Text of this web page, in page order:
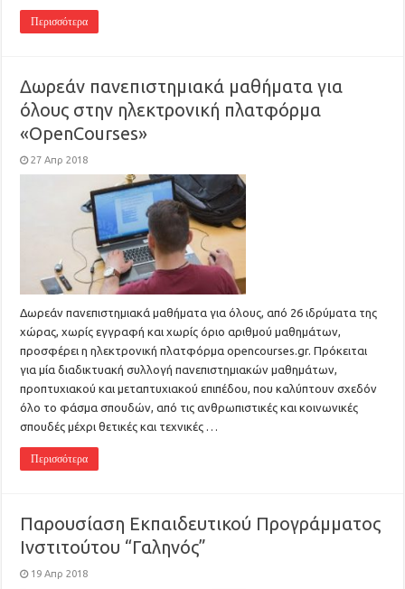
Περισσότερα
Δωρεάν πανεπιστημιακά μαθήματα για
όλους στην ηλεκτρονική πλατφόρμα
«OpenCourses»
27 Απρ 2018
Δωρεάν πανεπιστημιακά μαθήματα για όλους, από 26 ιδρύματα της
χώρας, χωρίς εγγραφή και χωρίς όριο αριθμού μαθημάτων,
προσφέρει η ηλεκτρονική πλατφόρμα opencourses.gr. Πρόκειται
για μία διαδικτυακή συλλογή πανεπιστημιακών μαθημάτων,
προπτυχιακού και μεταπτυχιακού επιπέδου, που καλύπτουν σχεδόν
όλο το φάσμα σπουδών, από τις ανθρωπιστικές και κοινωνικές
σπουδές μέχρι θετικές και τεχνικές …
Περισσότερα
Παρουσίαση Εκπαιδευτικού Προγράμματος
Ινστιτούτου “Γαληνός”
19 Απρ 2018